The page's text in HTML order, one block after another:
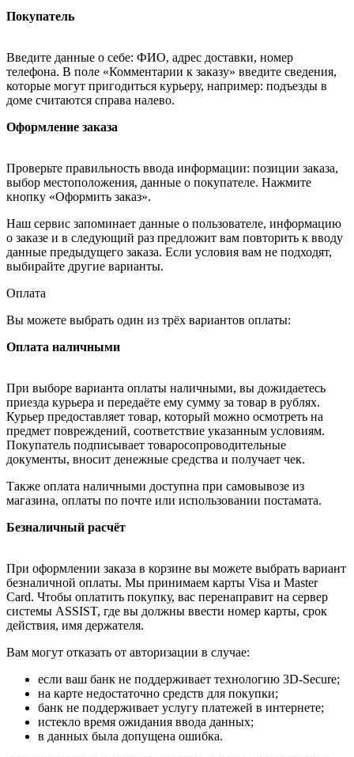
Покупатель
Введите данные о себе: ФИО, адрес доставки, номер
телефона. В поле «Комментарии к заказу» введите сведения,
которые могут пригодиться курьеру, например: подъезды в
доме считаются справа налево.
Оформление заказа
Проверьте правильность ввода информации: позиции заказа,
выбор местоположения, данные о покупателе. Нажмите
кнопку «Оформить заказ».
Наш сервис запоминает данные о пользователе, информацию
о заказе и в следующий раз предложит вам повторить к вводу
данные предыдущего заказа. Если условия вам не подходят,
выбирайте другие варианты.
Оплата
Вы можете выбрать один из трёх вариантов оплаты:
Оплата наличными
При выборе варианта оплаты наличными, вы дожидаетесь
приезда курьера и передаёте ему сумму за товар в рублях.
Курьер предоставляет товар, который можно осмотреть на
предмет повреждений, соответствие указанным условиям.
Покупатель подписывает товаросопроводительные
документы, вносит денежные средства и получает чек.
Также оплата наличными доступна при самовывозе из
магазина, оплаты по почте или использовании постамата.
Безналичный расчёт
При оформлении заказа в корзине вы можете выбрать вариант
безналичной оплаты. Мы принимаем карты Visa и Master
Card. Чтобы оплатить покупку, вас перенаправит на сервер
системы ASSIST, где вы должны ввести номер карты, срок
действия, имя держателя.
Вам могут отказать от авторизации в случае:
если ваш банк не поддерживает технологию 3D-Secure;
на карте недостаточно средств для покупки;
банк не поддерживает услугу платежей в интернете;
истекло время ожидания ввода данных;
в данных была допущена ошибка.